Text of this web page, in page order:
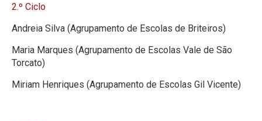
2.º Ciclo
Andreia Silva (Agrupamento de Escolas de Briteiros)
Maria Marques (Agrupamento de Escolas Vale de São
Torcato)
Miriam Henriques (Agrupamento de Escolas Gil Vicente)